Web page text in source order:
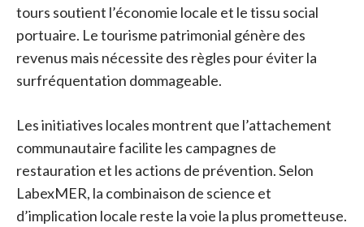
tours soutient l’économie locale et le tissu social
portuaire. Le tourisme patrimonial génère des
revenus mais nécessite des règles pour éviter la
surfréquentation dommageable.
Les initiatives locales montrent que l’attachement
communautaire facilite les campagnes de
restauration et les actions de prévention. Selon
LabexMER, la combinaison de science et
d’implication locale reste la voie la plus prometteuse.